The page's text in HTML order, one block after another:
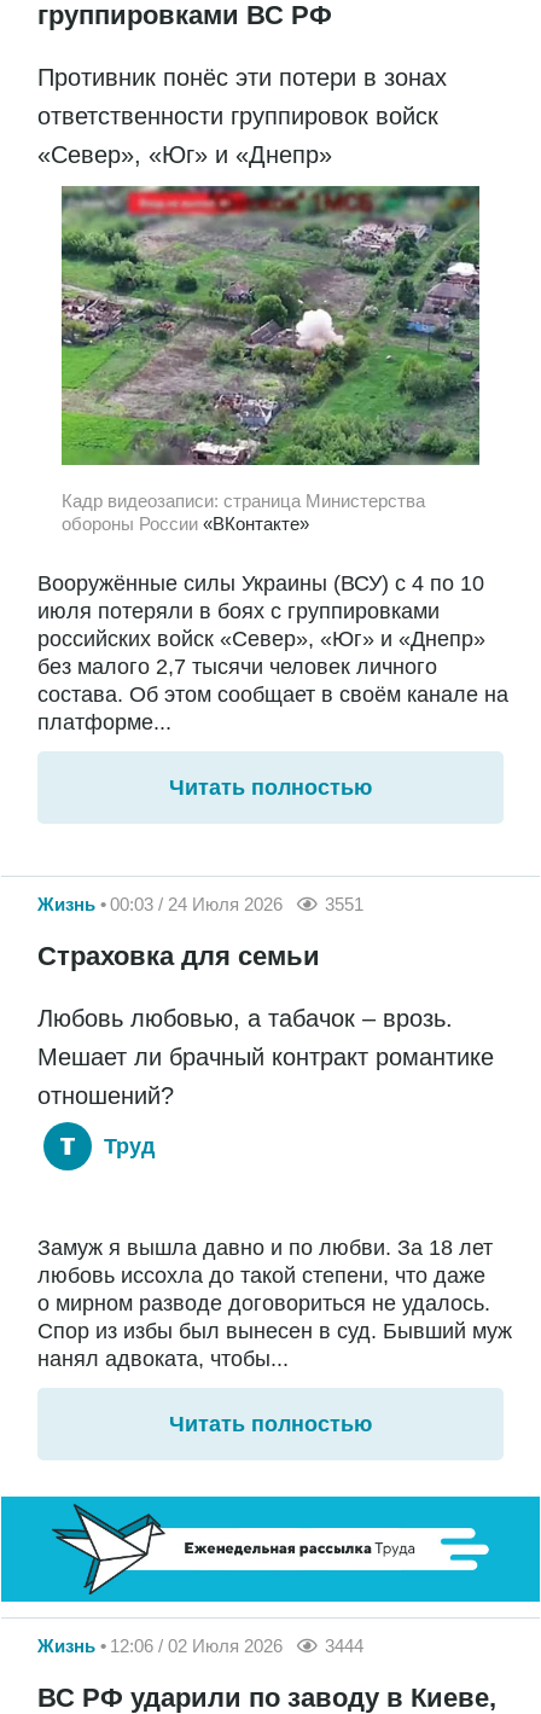
группировками ВС РФ
Противник понёс эти потери в зонах
ответственности группировок войск
«Север», «Юг» и «Днепр»
Кадр видеозаписи: страница Министерства
обороны России «ВКонтакте»
Вооружённые силы Украины (ВСУ) с 4 по 10
июля потеряли в боях с группировками
российских войск «Север», «Юг» и «Днепр»
без малого 2,7 тысячи человек личного
состава. Об этом сообщает в своём канале на
платформе...
Читать полностью
Жизнь 00:03 / 24 Июля 2026 3551
Страховка для семьи
Любовь любовью, а табачок – врозь.
Мешает ли брачный контракт романтике
отношений?
Труд
Замуж я вышла давно и по любви. За 18 лет
любовь иссохла до такой степени, что даже
о мирном разводе договориться не удалось.
Спор из избы был вынесен в суд. Бывший муж
нанял адвоката, чтобы...
Читать полностью
Жизнь 12:06 / 02 Июля 2026 3444
ВС РФ ударили по заводу в Киеве,